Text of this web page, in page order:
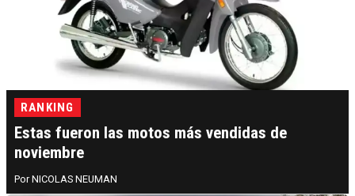
RANKING
Estas fueron las motos más vendidas de
noviembre
NICOLAS NEUMAN